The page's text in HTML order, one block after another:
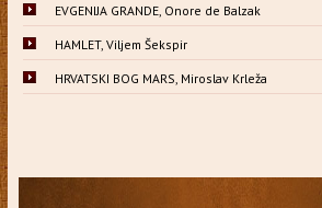
EVGENIJA GRANDE, Onore de Balzak
HAMLET, Viljem Šekspir
HRVATSKI BOG MARS, Miroslav Krleža